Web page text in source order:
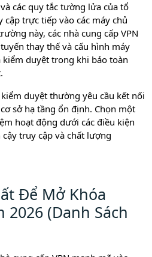
các quy tắc tường lửa của tổ
trực tiếp vào các máy chủ
này, các nhà cung cấp VPN
thay thế và cấu hình máy
duyệt trong khi bảo toàn
duyệt thường yêu cầu kết nối
sở hạ tầng ổn định. Chọn một
hoạt động dưới các điều kiện
truy cập và chất lượng
Để Mở Khóa
2026 (Danh Sách